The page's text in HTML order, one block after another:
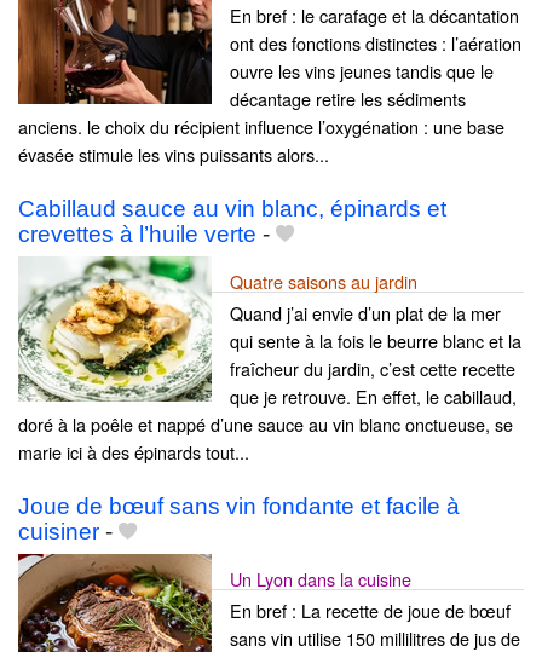
En bref : le carafage et la décantation
ont des fonctions distinctes : l’aération
ouvre les vins jeunes tandis que le
décantage retire les sédiments
anciens. le choix du récipient influence l’oxygénation : une base
évasée stimule les vins puissants alors...
Cabillaud sauce au vin blanc, épinards et
crevettes à l’huile verte -
Quatre saisons au jardin
Quand j’ai envie d’un plat de la mer
qui sente à la fois le beurre blanc et la
fraîcheur du jardin, c’est cette recette
que je retrouve. En effet, le cabillaud,
doré à la poêle et nappé d’une sauce au vin blanc onctueuse, se
marie ici à des épinards tout...
Joue de bœuf sans vin fondante et facile à
cuisiner -
Un Lyon dans la cuisine
En bref : La recette de joue de bœuf
sans vin utilise 150 millilitres de jus de